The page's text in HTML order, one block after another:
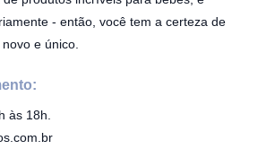
- então, você tem a certeza de
e único.
às 18h.